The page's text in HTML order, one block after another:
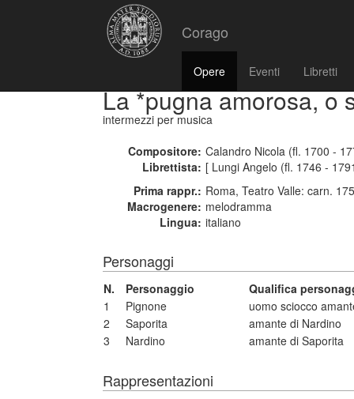
Corago
Opere Eventi Libretti
La *pugna amorosa, o
intermezzi per musica
Compositore: Calandro Nicola (fl. 1700 -
Librettista: [ Lungi Angelo (fl. 1746 -
Prima rappr.: Roma, Teatro Valle: carn.
Macrogenere: melodramma
Lingua: italiano
Personaggi
N. Personaggio
Qualifica
1
Pignone
uomo sciocco
2
Saporita
amante di Nardino
3
Nardino amante di Saporita
Rappresentazioni